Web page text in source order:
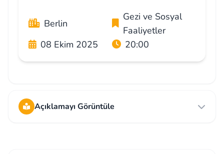
Berlin
Gezi ve Sosyal
Faaliyetler
08 Ekim 2025
20:00
Açıklamayı Görüntüle